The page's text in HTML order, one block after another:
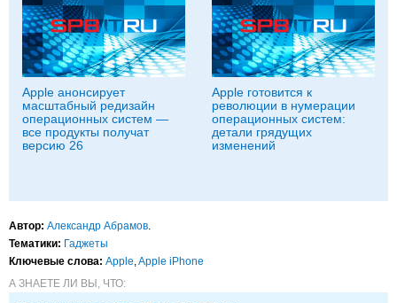
Apple анонсирует
масштабный редизайн
операционных систем —
все продукты получат
версию 26
Apple готовится к
революции в нумерации
операционных систем:
детали грядущих
изменений
Автор: Александр Абрамов.
Тематики: Гаджеты
Ключевые слова: Apple,Apple iPhone
А ЗНАЕТЕ ЛИ ВЫ, ЧТО: